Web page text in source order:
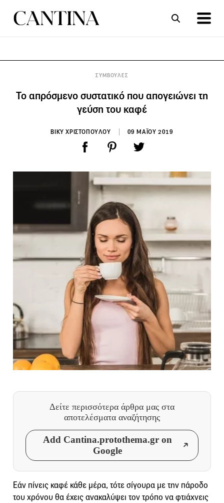
ΣΥΜΒΟΥΛΕΣ
Το απρόσμενο συστατικό που απογειώνει τη
γεύση του καφέ
ΒΙΚΥ ΧΡΙΣΤΟΠΟΥΛΟΥ 09 ΜΑΪΟΥ 2019
Δείτε περισσότερα άρθρα μας στα
αποτελέσματα αναζήτησης
Add Cantina.protothema.gr on
Google
Εάν πίνεις καφέ κάθε μέρα, τότε σίγουρα με την πάροδο
του χρόνου θα έχεις ανακαλύψει τον τρόπο να φτιάχνεις